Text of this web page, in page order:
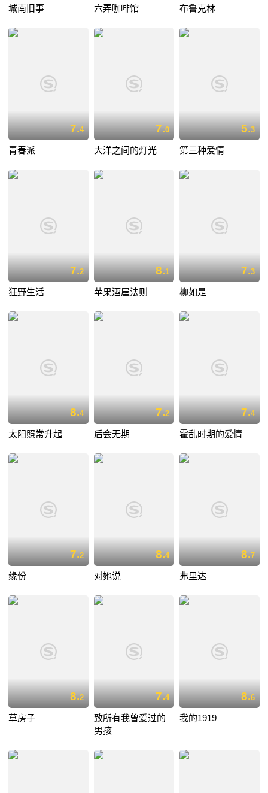
城南旧事 六弄咖啡馆 布鲁克林
7.4
青春派
7.0
大洋之间的灯光
5.3
第三种爱情
7.2
狂野生活
8.1
苹果酒屋法则
7.3
柳如是
8.4
太阳照常升起
7.2
后会无期
7.4
霍乱时期的爱情
7.2
缘份
8.4
对她说
8.7
弗里达
8.2
草房子
7.4
致所有我曾爱过的
男孩
8.6
我的1919